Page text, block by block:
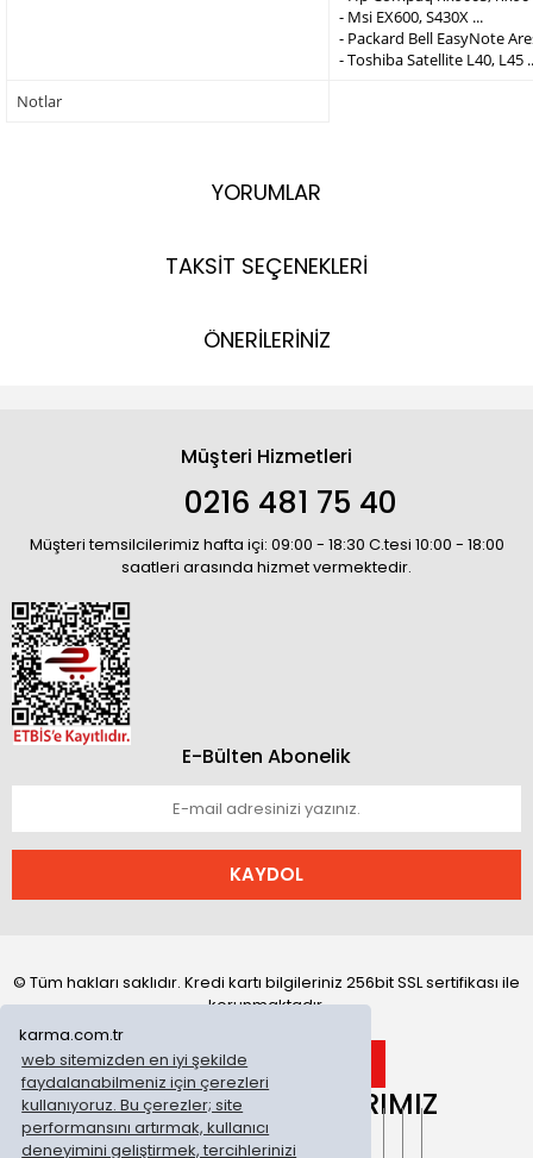
karma.com.tr
web sitemizden en iyi şekilde
faydalanabilmeniz için çerezleri
kullanıyoruz. Bu çerezler; site
performansını artırmak, kullanıcı
deneyimini geliştirmek, tercihlerinizi
- Msi EX600, S430X ...
- Packard Bell EasyNote
- Toshiba Satellite L40, L45
Notlar
YORUMLAR
TAKSİT SEÇENEKLERİ
ÖNERİLERİNİZ
Müşteri Hizmetleri
0216 481 75 40
Müşteri temsilcilerimiz hafta içi: 09:00 - 18:30 C.tesi 10:00 - 18:00
saatleri arasında hizmet vermektedir.
E-Bülten Abonelik
KAYDOL
© Tüm hakları saklıdır. Kredi kartı bilgileriniz 256bit SSL sertifikası ile
korunmaktadır.
ONLİNE MAĞAZALARIMIZ